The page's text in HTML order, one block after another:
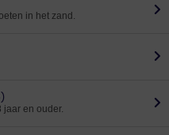
in het zand.
jaar en ouder.